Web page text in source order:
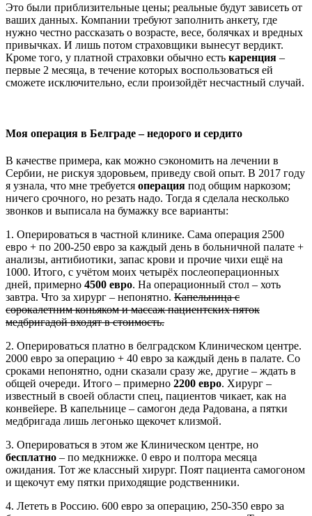
Это были приблизительные цены; реальные будут зависеть от
ваших данных. Компании требуют заполнить анкету, где
нужно честно рассказать о возрасте, весе, болячках и вредных
привычках. И лишь потом страховщики вынесут вердикт.
Кроме того, у платной страховки обычно есть каренция –
первые 2 месяца, в течение которых воспользоваться ей
сможете исключительно, если произойдёт несчастный случай.
Моя операция в Белграде – недорого и сердито
В качестве примера, как можно сэкономить на лечении в
Сербии, не рискуя здоровьем, приведу свой опыт. В 2017 году
я узнала, что мне требуется операция под общим наркозом;
ничего срочного, но резать надо. Тогда я сделала несколько
звонков и выписала на бумажку все варианты:
1. Оперироваться в частной клинике. Сама операция 2500
евро + по 200-250 евро за каждый день в больничной палате +
анализы, антибиотики, запас крови и прочие чихи ещё на
1000. Итого, с учётом моих четырёх послеоперационных
дней, примерно 4500 евро. На операционный стол – хоть
завтра. Что за хирург – непонятно. Капельница с
сорокалетним коньяком и массаж пациентских пяток
медбригадой входят в стоимость.
2. Оперироваться платно в белградском Клиническом центре.
2000 евро за операцию + 40 евро за каждый день в палате. Со
сроками непонятно, одни сказали сразу же, другие – ждать в
общей очереди. Итого – примерно 2200 евро. Хирург –
известный в своей области спец, пациентов чикает, как на
конвейере. В капельнице – самогон деда Радована, а пятки
медбригада лишь легонько щекочет клизмой.
3. Оперироваться в этом же Клиническом центре, но
бесплатно – по медкнижке. 0 евро и полтора месяца
ожидания. Тот же классный хирург. Поят пациента самогоном
и щекочут ему пятки приходящие родственники.
4. Лететь в Россию. 600 евро за операцию, 250-350 евро за